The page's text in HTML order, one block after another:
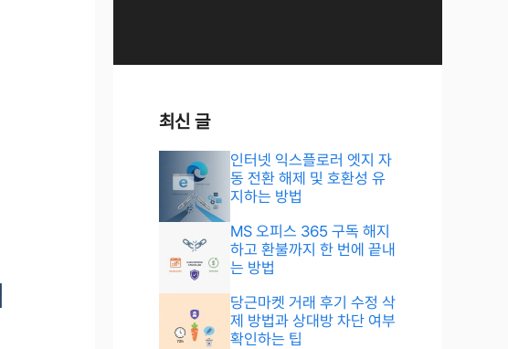
최신 글
인터넷 익스플로러 엣지 자
동 전환 해제 및 호환성 유
지하는 방법
MS 오피스 365 구독 해지
하고 환불까지 한 번에 끝내
는 방법
당근마켓 거래 후기 수정 삭
제 방법과 상대방 차단 여부
확인하는 팁